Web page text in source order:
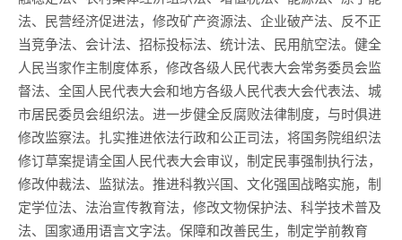
法、民营经济促进法，修改矿产资源法、企业破产法、反不正
当竞争法、会计法、招标投标法、统计法、民用航空法。健全
人民当家作主制度体系，修改各级人民代表大会常务委员会监
督法、全国人民代表大会和地方各级人民代表大会代表法、城
市居民委员会组织法。进一步健全反腐败法律制度，与时俱进
修改监察法。扎实推进依法行政和公正司法，将国务院组织法
修订草案提请全国人民代表大会审议，制定民事强制执行法，
修改仲裁法、监狱法。推进科教兴国、文化强国战略实施，制
定学位法、法治宣传教育法，修改文物保护法、科学技术普及
法、国家通用语言文字法。保障和改善民生，制定学前教育